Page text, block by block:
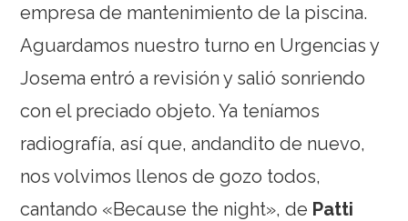
empresa de mantenimiento de la piscina.
Aguardamos nuestro turno en Urgencias y
Josema entró a revisión y salió sonriendo
con el preciado objeto. Ya teníamos
radiografía, así que, andandito de nuevo,
nos volvimos llenos de gozo todos,
cantando «Because the night», de Patti